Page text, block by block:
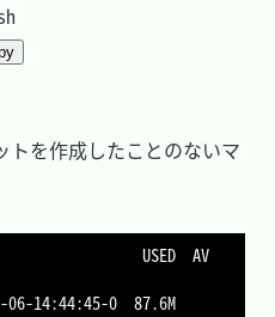
を作成したことのないマ
USED  AV
06-14:44:45-0  87.6M